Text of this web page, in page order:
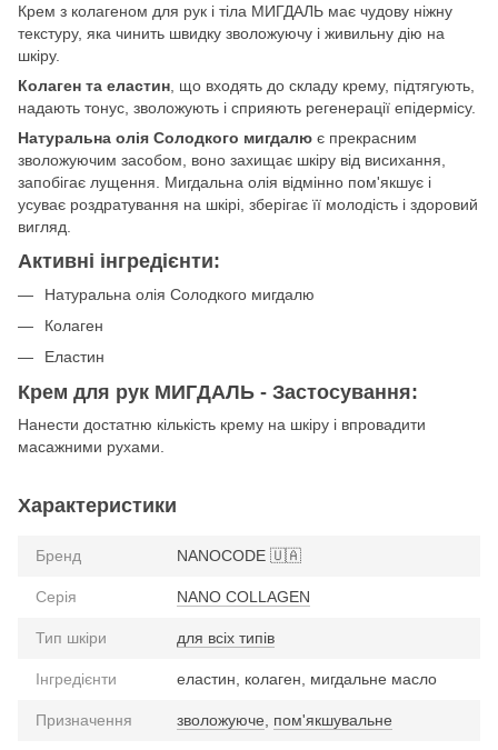
Крем з колагеном для рук і тіла МИГДАЛЬ має чудову ніжну
текстуру, яка чинить швидку зволожуючу і живильну дію на
шкіру.
Колаген та еластин , що входять до складу крему, підтягують,
надають тонус, зволожують і сприяють регенерації епідермісу.
Натуральна олія Солодкого мигдалю є прекрасним
зволожуючим засобом, воно захищає шкіру від висихання,
запобігає лущення. Мигдальна олія відмінно пом'якшує і
усуває роздратування на шкірі, зберігає її молодість і здоровий
вигляд.
Активні інгредієнти:
Натуральна олія Солодкого мигдалю
Колаген
Еластин
Крем для рук МИГДАЛЬ - Застосування:
Нанести достатню кількість крему на шкіру і впровадити
масажними рухами.
Характеристики
Бренд NANOCODE 🇺🇦
Серія NANO COLLAGEN
Тип шкіри для всіх типів
Інгредієнти еластин, колаген, мигдальне масло
Призначення зволожуюче пом'якшувальне